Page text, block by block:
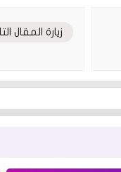
زيارة المقال